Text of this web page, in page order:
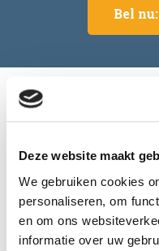
Deze website maakt
We gebruiken cookies
personaliseren, om
en om ons
informatie over uw
Bel
Hulp nodig?
loodgieter H.